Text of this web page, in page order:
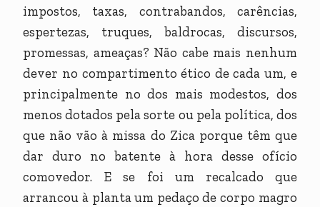
impostos, taxas, contrabandos, carências,
espertezas, truques, baldrocas, discursos,
promessas, ameaças? Não cabe mais nenhum
dever no compartimento ético de cada um, e
principalmente no dos mais modestos, dos
menos dotados pela sorte ou pela política, dos
que não vão à missa do Zica porque têm que
dar duro no batente à hora desse ofício
comovedor. E se foi um recalcado que
arrancou à planta um pedaço de corpo magro